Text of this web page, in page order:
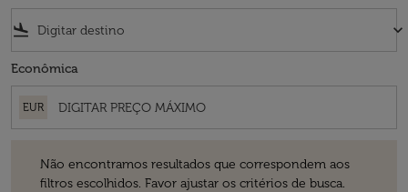
flight_land keyboard_arrow_down
Econômica
EUR
Não encontramos resultados que correspondem aos
filtros escolhidos. Favor ajustar os critérios de busca.